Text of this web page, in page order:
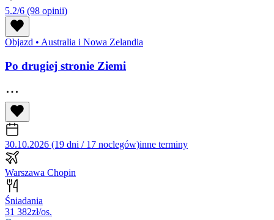
5.2/6 (98 opinii)
Objazd • Australia i Nowa Zelandia
Po drugiej stronie Ziemi
30.10.2026 (19 dni / 17 noclegów)inne terminy
Warszawa Chopin
Śniadania
31 382zł/os.